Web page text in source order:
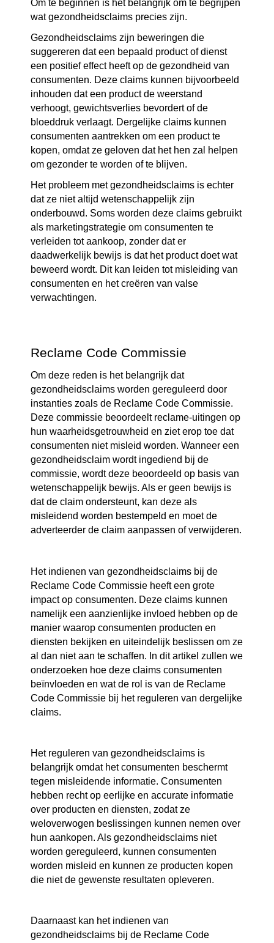
Om te beginnen is het belangrijk om te begrijpen
wat gezondheidsclaims precies zijn.
Gezondheidsclaims zijn beweringen die
suggereren dat een bepaald product of dienst
een positief effect heeft op de gezondheid van
consumenten. Deze claims kunnen bijvoorbeeld
inhouden dat een product de weerstand
verhoogt, gewichtsverlies bevordert of de
bloeddruk verlaagt. Dergelijke claims kunnen
consumenten aantrekken om een product te
kopen, omdat ze geloven dat het hen zal helpen
om gezonder te worden of te blijven.
Het probleem met gezondheidsclaims is echter
dat ze niet altijd wetenschappelijk zijn
onderbouwd. Soms worden deze claims gebruikt
als marketingstrategie om consumenten te
verleiden tot aankoop, zonder dat er
daadwerkelijk bewijs is dat het product doet wat
beweerd wordt. Dit kan leiden tot misleiding van
consumenten en het creëren van valse
verwachtingen.
Reclame Code Commissie
Om deze reden is het belangrijk dat
gezondheidsclaims worden gereguleerd door
instanties zoals de Reclame Code Commissie.
Deze commissie beoordeelt reclame-uitingen op
hun waarheidsgetrouwheid en ziet erop toe dat
consumenten niet misleid worden. Wanneer een
gezondheidsclaim wordt ingediend bij de
commissie, wordt deze beoordeeld op basis van
wetenschappelijk bewijs. Als er geen bewijs is
dat de claim ondersteunt, kan deze als
misleidend worden bestempeld en moet de
adverteerder de claim aanpassen of verwijderen.
Het indienen van gezondheidsclaims bij de
Reclame Code Commissie heeft een grote
impact op consumenten. Deze claims kunnen
namelijk een aanzienlijke invloed hebben op de
manier waarop consumenten producten en
diensten bekijken en uiteindelijk beslissen om ze
al dan niet aan te schaffen. In dit artikel zullen we
onderzoeken hoe deze claims consumenten
beïnvloeden en wat de rol is van de Reclame
Code Commissie bij het reguleren van dergelijke
claims.
Het reguleren van gezondheidsclaims is
belangrijk omdat het consumenten beschermt
tegen misleidende informatie. Consumenten
hebben recht op eerlijke en accurate informatie
over producten en diensten, zodat ze
weloverwogen beslissingen kunnen nemen over
hun aankopen. Als gezondheidsclaims niet
worden gereguleerd, kunnen consumenten
worden misleid en kunnen ze producten kopen
die niet de gewenste resultaten opleveren.
Daarnaast kan het indienen van
gezondheidsclaims bij de Reclame Code